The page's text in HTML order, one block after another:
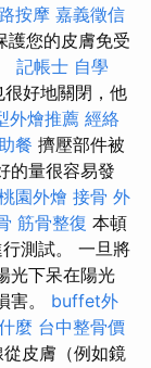
按摩 嘉義徵信
護您的皮膚免受
記帳士 自學
好地關閉，他
外燴推薦 經絡
餐 擠壓部件被
的量很容易發
園外燴 接骨 外
筋骨整復 本頓
測試。 一旦將
光下呆在陽光
害。 buffet外
麼 台中整骨價
皮膚（例如鏡